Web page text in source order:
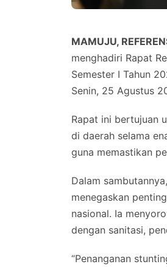
MAMUJU,
menghadiri Rapat
Semester I Tahun
Senin, 25 Agustus
Rapat ini bertujuan
di daerah selama
guna memastikan
Dalam
menegaskan
nasional. Ia
dengan sanitasi,
“Penanganan